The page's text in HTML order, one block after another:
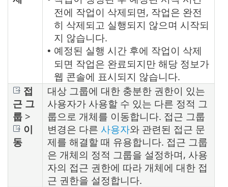
전에 작업이 삭제되면, 작업은 완전
히 삭제되고 실행되지 않으며 시작되
지 않습니다.
• 예정된 실행 시간 후에 작업이 삭제
되면 작업은 완료되지만 해당 정보가
웹 콘솔에 표시되지 않습니다.
접
근 그
룹 >
이
동
대상 그룹에 대한 충분한 권한이 있는
사용자가 사용할 수 있는 다른 정적 그
룹으로 개체를 이동합니다. 접근 그룹
변경은 다른 사용자와 관련된 접근 문
제를 해결할 때 유용합니다. 접근 그룹
은 개체의 정적 그룹을 설정하며, 사용
자의 접근 권한에 따라 개체에 대한 접
근 권한을 설정합니다.